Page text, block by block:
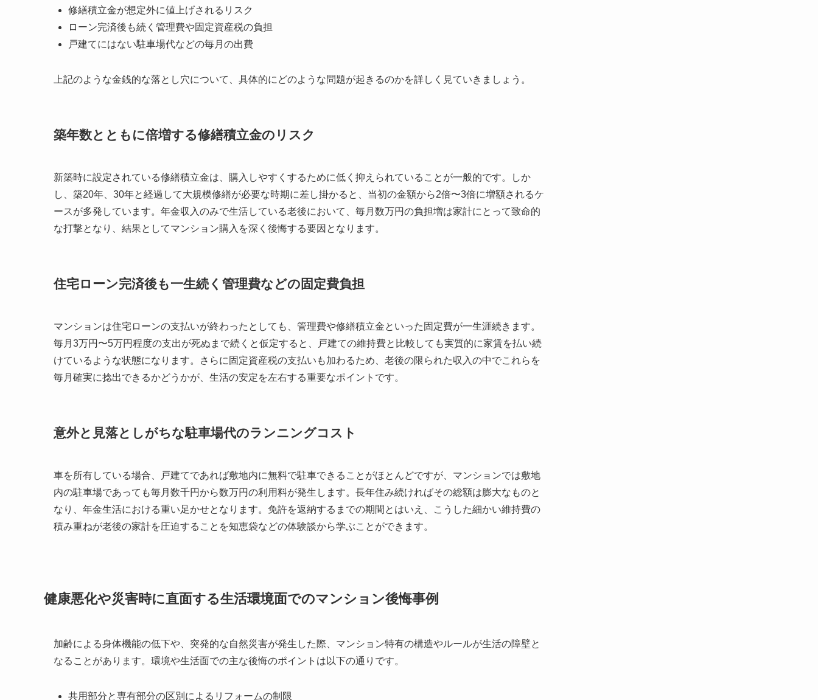
修繕積立金が想定外に値上げされるリスク
ローン完済後も続く管理費や固定資産税の負担
戸建てにはない駐車場代などの毎月の出費
上記のような金銭的な落とし穴について、具体的にどのような問題が起きるのかを詳しく見ていきましょう。
築年数とともに倍増する修繕積立金のリスク
新築時に設定されている修繕積立金は、購入しやすくするために低く抑えられていることが一般的です。しか
し、築20年、30年と経過して大規模修繕が必要な時期に差し掛かると、当初の金額から2倍〜3倍に増額されるケ
ースが多発しています。年金収入のみで生活している老後において、毎月数万円の負担増は家計にとって致命的
な打撃となり、結果としてマンション購入を深く後悔する要因となります。
住宅ローン完済後も一生続く管理費などの固定費負担
マンションは住宅ローンの支払いが終わったとしても、管理費や修繕積立金といった固定費が一生涯続きます。
毎月3万円〜5万円程度の支出が死ぬまで続くと仮定すると、戸建ての維持費と比較しても実質的に家賃を払い続
けているような状態になります。さらに固定資産税の支払いも加わるため、老後の限られた収入の中でこれらを
毎月確実に捻出できるかどうかが、生活の安定を左右する重要なポイントです。
意外と見落としがちな駐車場代のランニングコスト
車を所有している場合、戸建てであれば敷地内に無料で駐車できることがほとんどですが、マンションでは敷地
内の駐車場であっても毎月数千円から数万円の利用料が発生します。長年住み続ければその総額は膨大なものと
なり、年金生活における重い足かせとなります。免許を返納するまでの期間とはいえ、こうした細かい維持費の
積み重ねが老後の家計を圧迫することを知恵袋などの体験談から学ぶことができます。
健康悪化や災害時に直面する生活環境面でのマンション後悔事例
加齢による身体機能の低下や、突発的な自然災害が発生した際、マンション特有の構造やルールが生活の障壁と
なることがあります。環境や生活面での主な後悔のポイントは以下の通りです。
共用部分と専有部分の区別によるリフォームの制限